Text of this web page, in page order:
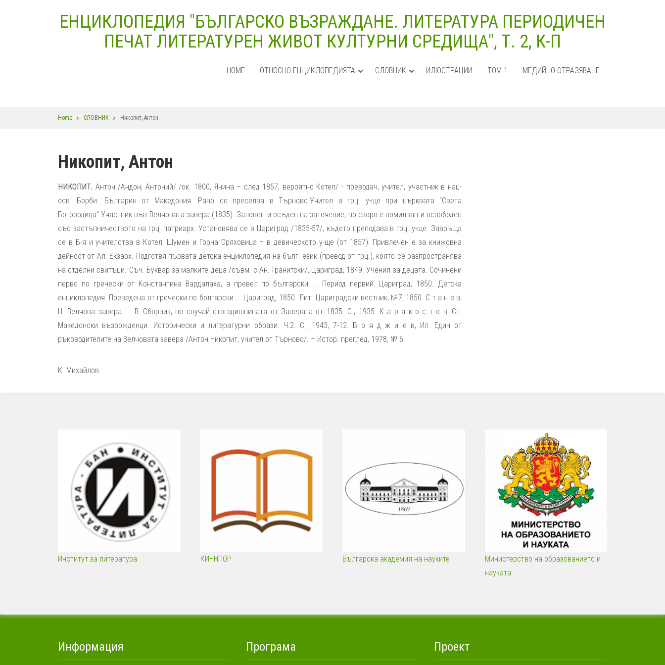
ЕНЦИКЛОПЕДИЯ "БЪЛГАРСКО ВЪЗРАЖДАНЕ. ЛИТЕРАТУРА ПЕРИОДИЧЕН
ПЕЧАТ ЛИТЕРАТУРЕН ЖИВОТ КУЛТУРНИ СРЕДИЩА", Т. 2, К-П
HOME ОТНОСНО ЕНЦИКЛОПЕДИЯТА СЛОВНИК ИЛЮСТРАЦИИ ТОМ 1 МЕДИЙНО ОТРАЗЯВАНЕ
Breadcrumb
Home СЛОВНИК Никопит, Антон
Никопит, Антон
НИКОПИТ, Антон /Андон, Антоний/ /ок. 1800, Янина – след 1857, вероятно Котел/ - преводач, учител, участник в нац-
осв. Борби. Българин от Македония. Рано се преселва в Търново.Учител в грц. у-ще при църквата “Света
Богородица”.Участник във Велчовата завера (1835). Заловен и осъден на заточение, но скоро е помилван и освободен
със застъпничеството на грц. патриарх. Установява се в Цариград /1835-57/, където преподава в грц. у-ще. Завръща
се в Б-я и учителства в Котел, Шумен и Горна Оряховица – в девическото у-ще (от 1857). Привлечен е за книжовна
дейност от Ал. Екзарх. Подготвя първата детска енциклопедия на бълг. език (превод от грц.), която се разпространява
на отделни свитъци. Съч. Буквар за малките деца /съвм. с Ан. Гранитски/, Цариград, 1849. Учения за децата. Сочинени
перво по гречески от Константина Вардалаха, а превел по български ... Период первий. Цариград, 1850. Детска
енциклопедия. Преведена от гречески по болгарски ... Цариград, 1850. Лит. Цариградски вестник, №7, 1850. С т а н е в,
Н. Велчова завера. – В: Сборник, по случай стогодишнината от Заверата от 1835. С., 1935. К а р а к о с т о в, Ст.
Македонски възрожденци. Исторически и литературни образи. Ч.2. С., 1943, 7-12. Б о я д ж и е в, Ил. Един от
ръководителите на Велчовата завера /Антон Никопит, учител от Търново/. – Истор. преглед, 1978, № 6.
К. Михайлов
Институт за литература КИННПОР Българска академия на науките
Министерство на образованието и
науката
Информация Програма Проект